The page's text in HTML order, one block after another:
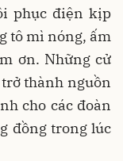
phục điện kịp
tô mì nóng, ấm
ơn. Những cử
thành nguồn
cho các đoàn
đồng trong lúc